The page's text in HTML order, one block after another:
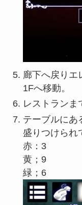
廊下へ戻りエ
1Fへ移動。
レストランま
テーブルにあ
盛りつけられ
赤：3
黄；9
緑；6